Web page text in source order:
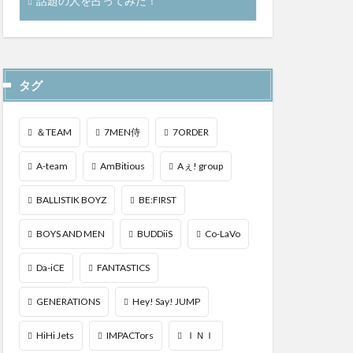
タグ
＆TEAM 7MEN侍 7ORDER
A-team AmBitious Aぇ! group
BALLISTIK BOYZ BE:FIRST
BOYS AND MEN BUDDiiS Co-LaVo
Da-iCE FANTASTICS
GENERATIONS Hey! Say! JUMP
HiHi Jets IMPACTors ＩＮＩ